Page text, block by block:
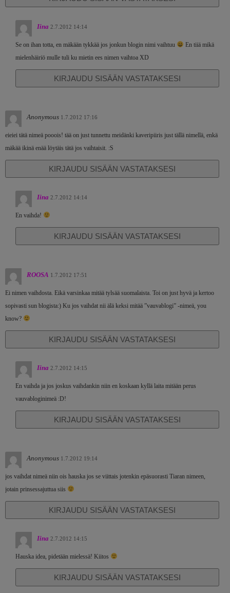
Iina 2.7.2012 14:14
Se on ihan totta, en mäkään tykkää jos jonkun blogin nimi vaihtuu
En tiiä mikä
mielenhäiriö mulle tuli ku mietin ees nimen vaihtoa XD
KIRJAUDU SISÄÄN VASTATAKSESI
Anonymous 1.7.2012 17:16
eieiei tätä nimeä pooois! tää on just tunnettu meidänki kaveripiiris just tällä nimellä, enkä
mäkää ikinä enää löytäis tätä jos vaihtaisit. :S
KIRJAUDU SISÄÄN VASTATAKSESI
Iina 2.7.2012 14:14
En vaihda!
KIRJAUDU SISÄÄN VASTATAKSESI
ROOSA 1.7.2012 17:51
Ei nimen vaihdosta. Eikä varsinkaa mitää tylsää suomalaista. Toi on just hyvä ja kertoo
sopivasti sun blogista:) Ku jos vaihdat nii älä keksi mitää ”vauvablogi” -nimeä, you
know?
KIRJAUDU SISÄÄN VASTATAKSESI
Iina 2.7.2012 14:15
En vaihda ja jos joskus vaihdankin niin en koskaan kyllä laita mitään perus
vauvabloginimeä :D!
KIRJAUDU SISÄÄN VASTATAKSESI
Anonymous 1.7.2012 19:14
jos vaihdat nimeä niin ois hauska jos se viittais jotenkin epäsuorasti Tiaran nimeen,
jotain prinsessajuttua siis
KIRJAUDU SISÄÄN VASTATAKSESI
Iina 2.7.2012 14:15
Hauska idea, pidetään mielessä! Kiitos
KIRJAUDU SISÄÄN VASTATAKSESI